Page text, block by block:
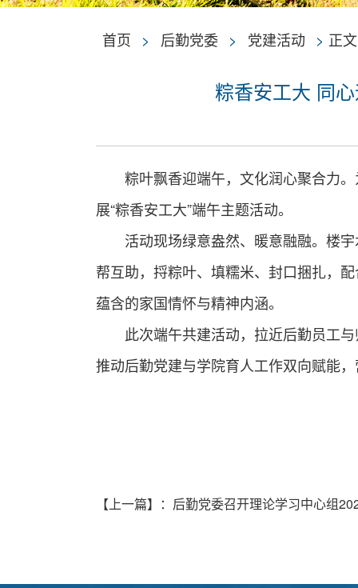
首页 > 后勤党委 > 党建活动 > 正文
粽香安工大 同
粽叶飘香迎端午，文化润心聚合力
展“粽香安工大”端午主题活动。
活动现场绿意盎然、暖意融融。楼
帮互助，捋粽叶、填糯米、封口捆扎，
蕴含的家国情怀与精神内涵。
此次端午共建活动，拉近后勤员工
推动后勤党建与学院育人工作双向赋能
【上一篇】 ： 后勤党委召开理论学习中心组